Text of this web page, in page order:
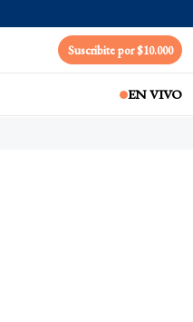
Suscribite por $10.000
EN VIVO